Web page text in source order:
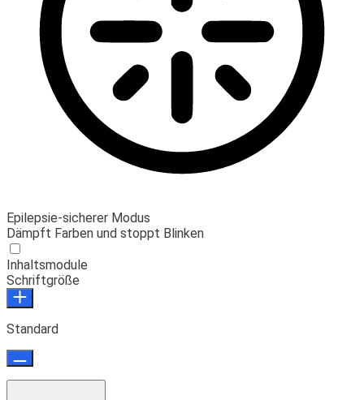
Epilepsie-sicherer Modus
Dämpft Farben und stoppt Blinken
Inhaltsmodule
Schriftgröße
Standard